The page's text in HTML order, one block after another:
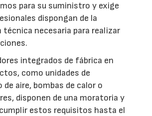
para su suministro y exige
dispongan de la
necesaria para realizar
integrados de fábrica en
como unidades de
aire, bombas de calor o
disponen de una moratoria y
estos requisitos hasta el